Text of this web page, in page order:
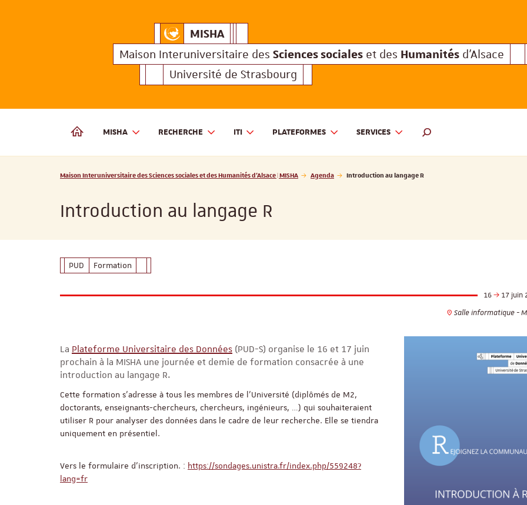
MISHAMaison Interuniversitaire des
Maison Interuniversitaire des Sciences sociales et des Humanités d'Alsace
Université de Strasbourg
MAISON INTERUNIVERSITAIRE DES SCIENCES SOCIALES ET DES HUMANITÉS D'ALSACE | MISHA
MISHA RECHERCHE ITI PLATEFORMES SERVICES
MOTEUR DE RECHERCHE
Maison Interuniversitaire des
Vous êtes ici :
Maison Interuniversitaire des Sciences sociales et des Humanités d'Alsace | MISHA Agenda Introduction au langage R
Introduction au langage R
PUD Formation
16
17 juin
Salle informatique -
La Plateforme Universitaire des Données (PUD-S) organise le 16 et 17 juin
prochain à la MISHA une journée et demie de formation consacrée à une
introduction au langage R.
Cette formation s’adresse à tous les membres de l’Université (diplômés de M2,
doctorants, enseignants-chercheurs, chercheurs, ingénieurs, …) qui souhaiteraient
utiliser R pour analyser des données dans le cadre de leur recherche. Elle se tiendra
uniquement en présentiel.
Vers le formulaire d'inscription. : https://sondages.unistra.fr/index.php/559248?
lang=fr